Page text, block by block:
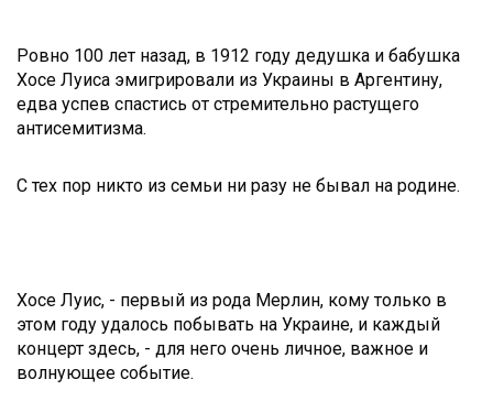
Ровно 100 лет назад, в 1912 году дедушка и бабушка
Хосе Луиса эмигрировали из Украины в Аргентину,
едва успев спастись от стремительно растущего
антисемитизма.
С тех пор никто из семьи ни разу не бывал на родине.
Хосе Луис, - первый из рода Мерлин, кому только в
этом году удалось побывать на Украине, и каждый
концерт здесь, - для него очень личное, важное и
волнующее событие.